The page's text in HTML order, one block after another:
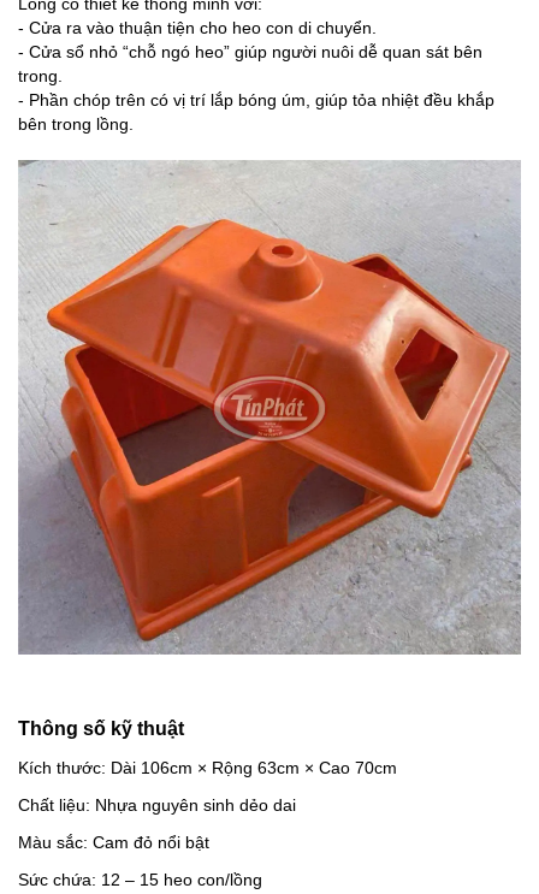
Lồng có thiết kế thông minh với:
- Cửa ra vào thuận tiện cho heo con di chuyển.
- Cửa sổ nhỏ “chỗ ngó heo” giúp người nuôi dễ quan sát bên
trong.
- Phần chóp trên có vị trí lắp bóng úm, giúp tỏa nhiệt đều khắp
bên trong lồng.
Thông số kỹ thuật
Kích thước: Dài 106cm × Rộng 63cm × Cao 70cm
Chất liệu: Nhựa nguyên sinh dẻo dai
Màu sắc: Cam đỏ nổi bật
Sức chứa: 12 – 15 heo con/lồng